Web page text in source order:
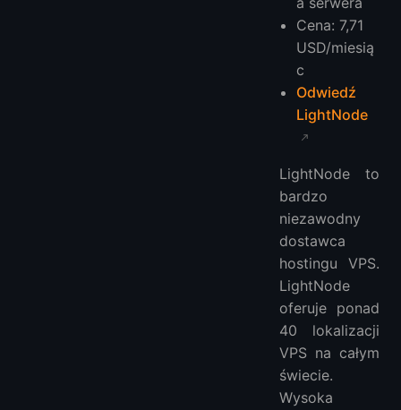
Cena: 7,71
USD/miesią
c
Odwiedź
LightNode
LightNode to
bardzo
niezawodny
dostawca
hostingu VPS.
LightNode
oferuje ponad
40 lokalizacji
VPS na całym
świecie.
Wysoka